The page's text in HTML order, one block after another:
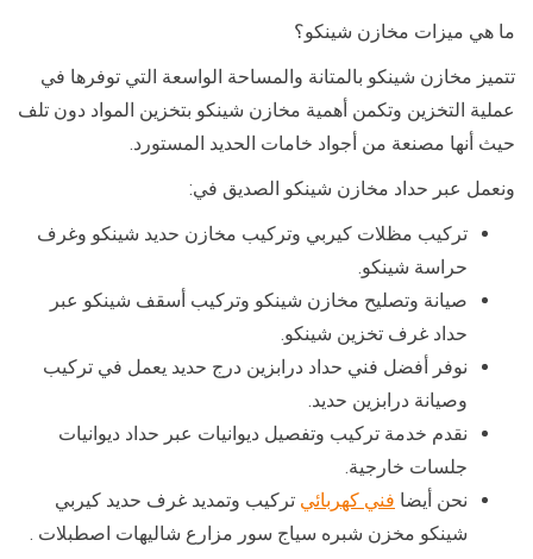
ما هي ميزات مخازن شينكو؟
تتميز مخازن شينكو بالمتانة والمساحة الواسعة التي توفرها في
عملية التخزين وتكمن أهمية مخازن شينكو بتخزين المواد دون تلف
حيث أنها مصنعة من أجواد خامات الحديد المستورد.
ونعمل عبر حداد مخازن شينكو الصديق في:
تركيب مظلات كيربي وتركيب مخازن حديد شينكو وغرف
حراسة شينكو.
صيانة وتصليح مخازن شينكو وتركيب أسقف شينكو عبر
حداد غرف تخزين شينكو.
نوفر أفضل فني حداد درابزين درج حديد يعمل في تركيب
وصيانة درابزين حديد.
نقدم خدمة تركيب وتفصيل ديوانيات عبر حداد ديوانيات
جلسات خارجية.
نحن أيضا فني كهربائي تركيب وتمديد غرف حديد كيربي
شينكو مخزن شبره سياج سور مزارع شاليهات اصطبلات .